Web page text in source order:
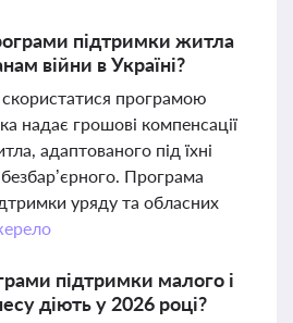
підтримки житла
війни в Україні?
програмою
надає грошові компенсації
адаптованого під їхні
Програма
уряду та обласних
підтримки малого і
діють у 2026 році?